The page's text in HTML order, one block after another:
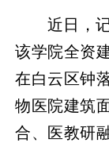
近日，
该学院全资
在白云区钟
物医院建筑
合、医教研